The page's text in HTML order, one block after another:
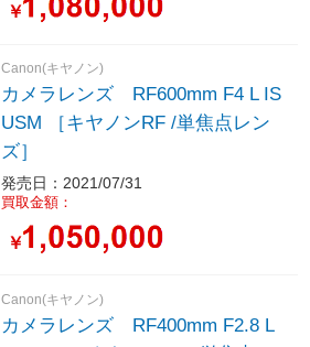
￥
Canon(キヤノン)
カメラレンズ RF600mm F4 L IS
USM ［キヤノンRF /単焦点レン
ズ］
発売日：2021/07/31
買取金額：
￥
Canon(キヤノン)
カメラレンズ RF400mm F2.8 L